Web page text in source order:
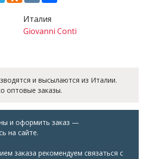
Италия
Giovanni Conti
и высылаются из Италии.
оптовые заказы.
и оформить заказ —
на сайте.
заказа рекомендуем связаться с